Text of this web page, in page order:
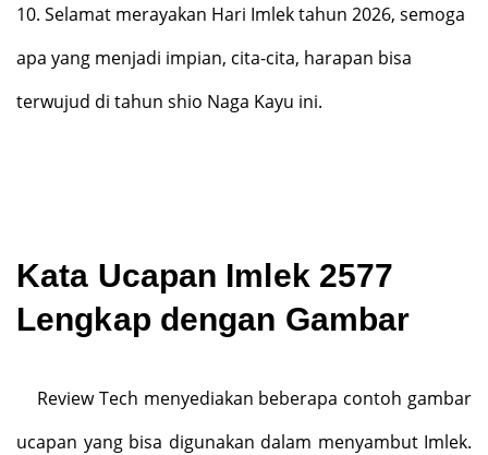
10. Selamat merayakan Hari Imlek tahun 2026, semoga
apa yang menjadi impian, cita-cita, harapan bisa
terwujud di tahun shio Naga Kayu ini.
Kata Ucapan Imlek 2577
Lengkap dengan Gambar
Review Tech menyediakan beberapa contoh gambar
ucapan yang bisa digunakan dalam menyambut Imlek.